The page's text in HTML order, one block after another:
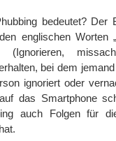
bedeutet? Der
englischen Worten
(Ignorieren,
bei dem
ignoriert oder
das Smartphone
auch Folgen für